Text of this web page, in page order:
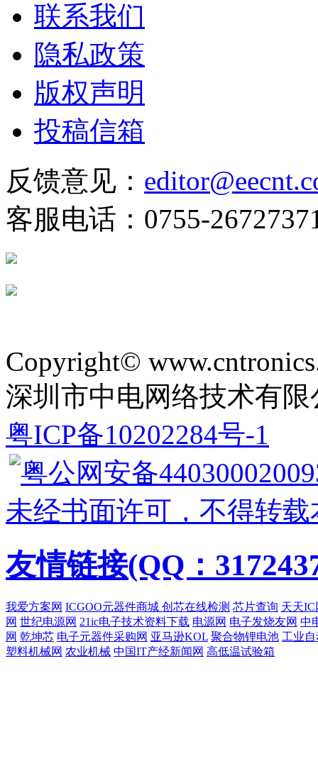
联系我们
隐私政策
版权声明
投稿信箱
反馈意见：
客服电话：0755-
Copyright©
深圳市中电网络技术有
粤ICP备10202284号-1
粤公网安备
未经书面许可，不得转
友情链接(QQ：
我爱方案网 ICGOO元器件商城 创芯在线检测 芯片查询 天天IC
网 世纪电源网 21ic电子技术资料下载 电源网 电子发烧友网 中
网 乾坤芯 电子元器件采购网 亚马逊KOL 聚合物锂电池 工业
塑料机械网 农业机械 中国IT产经新闻网 高低温试验箱